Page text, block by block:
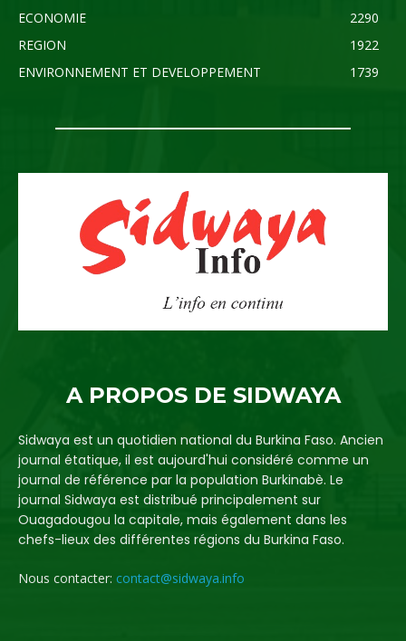
ECONOMIE
2290
REGION
1922
ENVIRONNEMENT ET DEVELOPPEMENT
1739
A PROPOS DE SIDWAYA
Sidwaya est un quotidien national du Burkina Faso. Ancien
journal étatique, il est aujourd'hui considéré comme un
journal de référence par la population Burkinabè. Le
journal Sidwaya est distribué principalement sur
Ouagadougou la capitale, mais également dans les
chefs-lieux des différentes régions du Burkina Faso.
Nous contacter: contact@sidwaya.info